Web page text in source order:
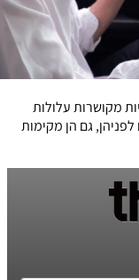
מקושרות עלולות
גם הן מקימות